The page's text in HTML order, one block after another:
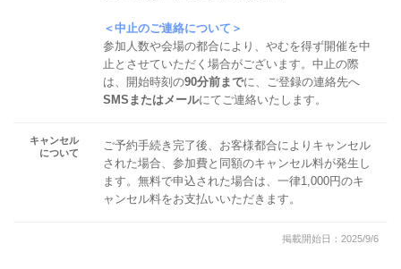
＜中止のご連絡について＞
参加人数や会場の都合により、やむを得ず開催を中
止とさせていただく場合がございます。中止の際
は、開始時刻の90分前までに、ご登録の連絡先へ
SMSまたはメールにてご連絡いたします。
キャンセル
について
ご予約手続き完了後、お客様都合によりキャンセル
された場合、参加費と同額のキャンセル料が発生し
ます。無料で申込された場合は、一律1,000円のキ
ャンセル料をお支払いいただきます。
掲載開始日：2025/9/6